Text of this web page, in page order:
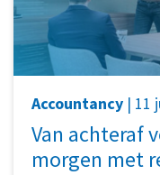
Accountancy | 11
Van achteraf
morgen met